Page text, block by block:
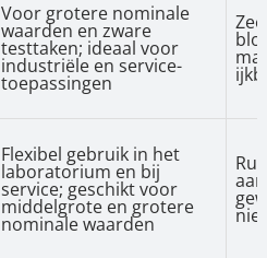
Voor grotere nominale
waarden en zware
testtaken; ideaal voor
industriële en service-
toepassingen
Flexibel gebruik in het
laboratorium en bij
service; geschikt voor
middelgrote en grotere
nominale waarden
aan